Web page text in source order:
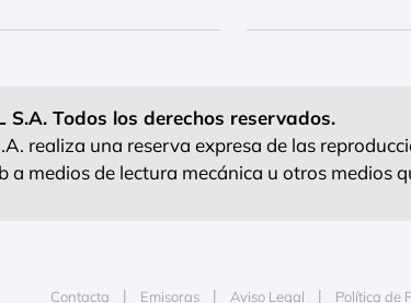
S.A. Todos los derechos reservados.
realiza una reserva expresa de las
a medios de lectura mecánica u otros medios
Contacta Emisoras Aviso Legal Política de